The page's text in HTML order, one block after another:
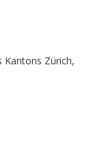
Kantons Zürich,